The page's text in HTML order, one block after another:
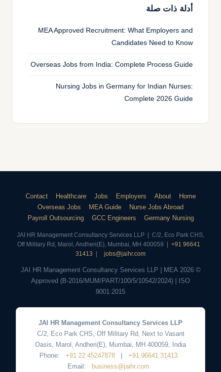
أدلة ذات صلة
MEA Approved Recruitment: What Employers and
Candidates Need to Know
Overseas Jobs from India: Complete Process Guide
Nursing Jobs in Germany for Indian Nurses:
Complete 2026 Guide
Home
About
Employers
Jobs
Healthcare
Contact
Nurse Jobs Abroad
MEA Guide
Overseas Jobs
Germany Nursing
GCC Engineers
Payroll Outsourcing
JAI HR Management Consultancy Services LLP
C/2, Eco Park CHS,
Off Military Rd, Marol, Andheri(E), Mumbai, MH 400059
+91 96641
31413
jobs@jaihr.com
© 2026 JAI HR Management Consultancy Services LLP | MEA
Approved (B-2016/MUM/PART/100/5/10542/2024) | ISO
9001:2015
JAI HR Management Consultancy Services LLP
C/2, Eco Park CHS, Off Military Rd, Next to Vasant
Oasis, Marol, Andheri(E), Mumbai, MH 400059,
India
Phone:
+91 22 45247878
+91 96641 31413
Email:
business@jaihr.com